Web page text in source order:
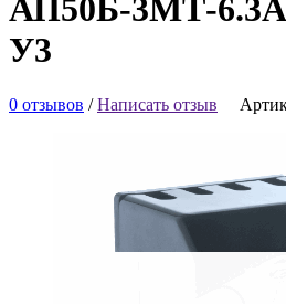
АП50Б-3МТ-
У3
0 отзывов /Написать отзыв